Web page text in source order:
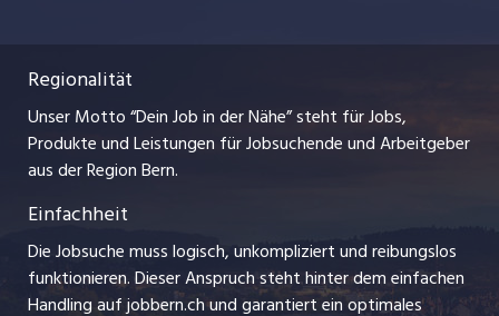
Ferienjobs
Management / Kader-Jobs
Arbeitgeber
Jobline
Impressum
Stellenmeldepflicht
myjob.ch
jobzüri.ch
ajourjob.ch
baernerbaer.ch
Regionalität
Unser Motto “Dein Job in der Nähe” steht für Jobs,
Produkte und Leistungen für Jobsuchende und Arbeitgeber
aus der Region Bern.
Einfachheit
Die Jobsuche muss logisch, unkompliziert und reibungslos
funktionieren. Dieser Anspruch steht hinter dem einfachen
Handling auf jobbern.ch und garantiert ein optimales